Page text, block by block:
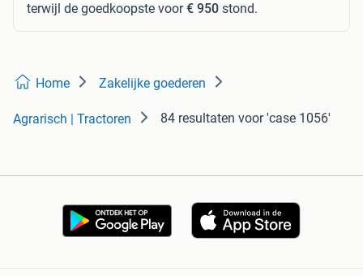
terwijl de goedkoopste voor€ 950 stond.
Home Zakelijke goederen
Agrarisch | Tractoren 84 resultaten voor 'case 1056'